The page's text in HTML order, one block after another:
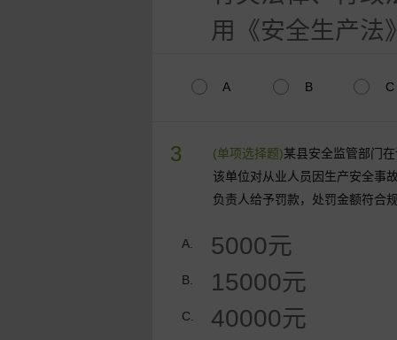
用《安全生产法
A B C
3 (单项选择题)某县安全监管部门
该单位对从业人员因生产安全事
负责人给予罚款，处罚金额符合
A. 5000元
B. 15000元
C. 40000元